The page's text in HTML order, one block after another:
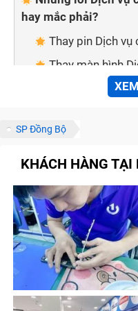
hay mắc phải?
Thay pin Dịch
Thay màn hình
thoại khẩn cấp
Thay mic Dịch
Thay main Dịch
An tâm về dịch vụ
điện thoại khẩn cấp
Sửa chữa nhanh
Linh kiện đảm
Đội ngũ nhân
SP Đồng Bộ
KHÁCH HÀNG TẠI